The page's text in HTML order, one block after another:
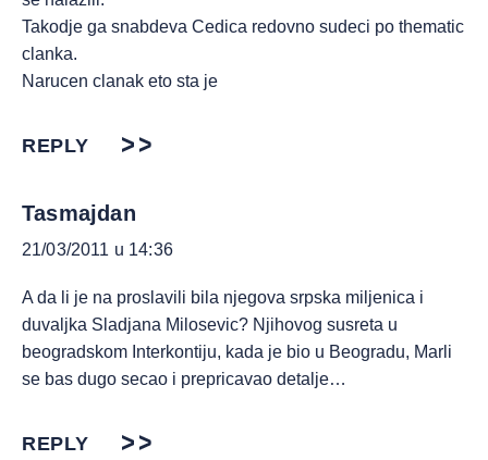
Takodje ga snabdeva Cedica redovno sudeci po thematic
clanka.
Narucen clanak eto sta je
REPLY
Tasmajdan
21/03/2011 u 14:36
A da li je na proslavili bila njegova srpska miljenica i
duvaljka Sladjana Milosevic? Njihovog susreta u
beogradskom Interkontiju, kada je bio u Beogradu, Marli
se bas dugo secao i prepricavao detalje…
REPLY